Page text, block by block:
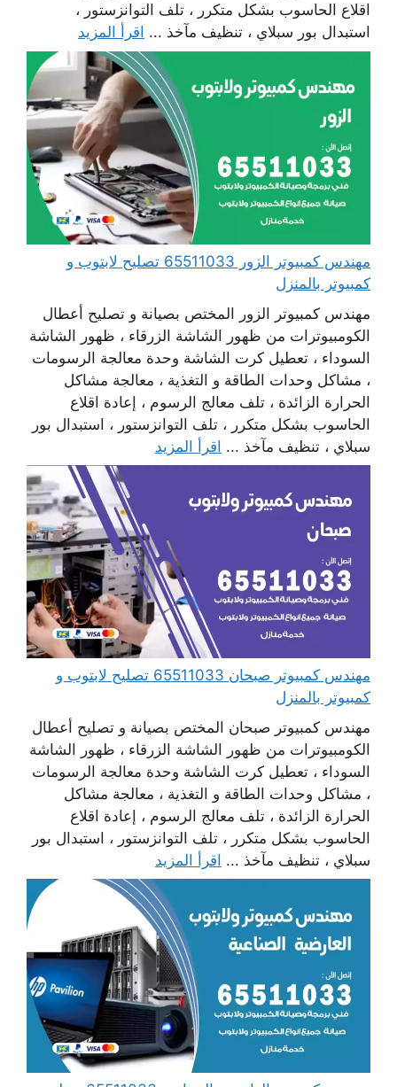
اقلاع الحاسوب بشكل متكرر ، تلف التوانزستور ،
استبدال بور سبلاي ، تنظيف مآخذ ... اقرأ المزيد
مهندس كمبيوتر الزور 65511033 تصليح لابتوب و
كمبيوتر بالمنزل
مهندس كمبيوتر الزور المختص بصيانة و تصليح أعطال
الكومبيوترات من ظهور الشاشة الزرقاء ، ظهور الشاشة
السوداء ، تعطيل كرت الشاشة وحدة معالجة الرسومات
، مشاكل وحدات الطاقة و التغذية ، معالجة مشاكل
الحرارة الزائدة ، تلف معالج الرسوم ، إعادة اقلاع
الحاسوب بشكل متكرر ، تلف التوانزستور ، استبدال بور
سبلاي ، تنظيف مآخذ ... اقرأ المزيد
مهندس كمبيوتر صبحان 65511033 تصليح لابتوب و
كمبيوتر بالمنزل
مهندس كمبيوتر صبحان المختص بصيانة و تصليح أعطال
الكومبيوترات من ظهور الشاشة الزرقاء ، ظهور الشاشة
السوداء ، تعطيل كرت الشاشة وحدة معالجة الرسومات
، مشاكل وحدات الطاقة و التغذية ، معالجة مشاكل
الحرارة الزائدة ، تلف معالج الرسوم ، إعادة اقلاع
الحاسوب بشكل متكرر ، تلف التوانزستور ، استبدال بور
سبلاي ، تنظيف مآخذ ... اقرأ المزيد